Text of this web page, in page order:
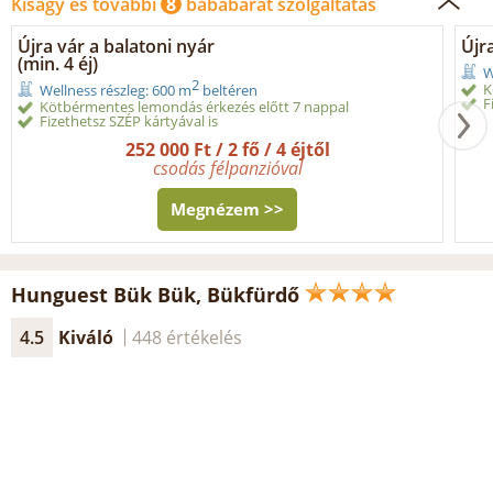
Újra vár a balatoni nyár
(min. 4 éj)
Wellness részleg: 600 m2 beltéren
Kötbérmentes lemondás érkezés előtt 7 nappal
Fizethetsz SZÉP kártyával is
252 000 Ft / 2 fő / 4 éjtől
csodás félpanzióval
Megnézem >>
Hunguest Bük Bük, Bükfürdő
4.5 Kiváló 448 értékelés